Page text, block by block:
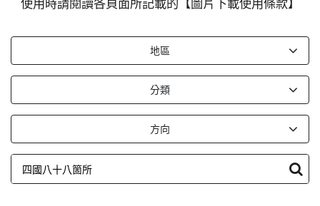
使用時請閱讀各頁面所記載的【圖片下載使用條款】
地區
分類
方向
依
定
件